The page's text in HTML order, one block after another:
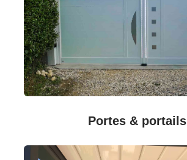
Portes & portails